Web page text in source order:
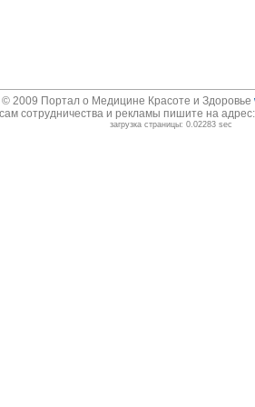
2009 Портал о Медицине Красоте и Здоровье
сотрудничества и рекламы пишите на
загрузка страницы: 0.02283 sec